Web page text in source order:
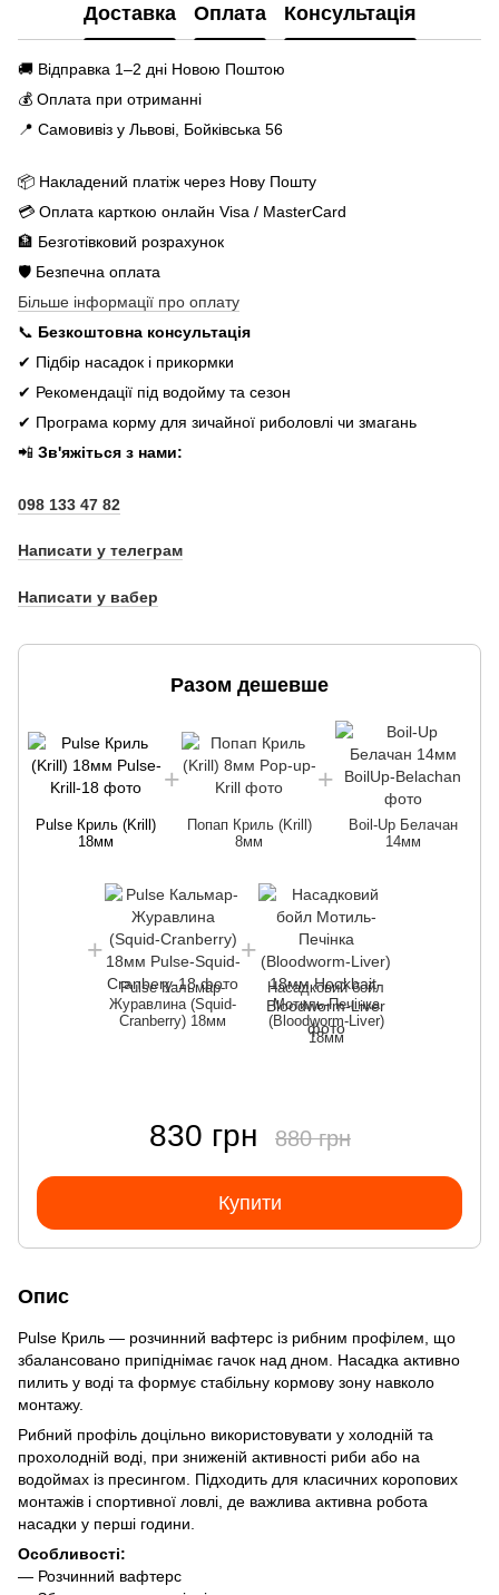
Доставка Оплата Консультація
🚚 Відправка 1–2 дні Новою Поштою
💰 Оплата при отриманні
📍 Самовивіз у Львові, Бойківська 56
📦 Накладений платіж через Нову Пошту
💳 Оплата карткою онлайн Visa / MasterCard
🏦 Безготівковий розрахунок
🛡️ Безпечна оплата
Більше інформації про оплату
📞 Безкоштовна консультація
✔ Підбір насадок і прикормки
✔ Рекомендації під водойму та сезон
✔ Програма корму для зичайної риболовлі чи змагань
📲 Зв'яжіться з нами:
098 133 47 82
Написати у телеграм
Написати у вабер
Разом дешевше
Pulse Криль (Krill)
18мм
Попап Криль (Krill)
8мм
Boil-Up Белачан
14мм
Pulse Кальмар-
Журавлина (Squid-
Cranberry) 18мм
Насадковий бойл
Мотиль-Печінка
(Bloodworm-Liver)
18мм
830 грн 880 грн
Купити
Опис
Pulse Криль — розчинний вафтерс із рибним профілем, що
збалансовано припіднімає гачок над дном. Насадка активно
пилить у воді та формує стабільну кормову зону навколо
монтажу.
Рибний профіль доцільно використовувати у холодній та
прохолодній воді, при зниженій активності риби або на
водоймах із пресингом. Підходить для класичних коропових
монтажів і спортивної ловлі, де важлива активна робота
насадки у перші години.
Особливості:
— Розчинний вафтерс